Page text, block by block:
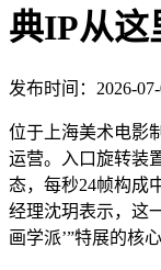
典IP从这
发布时间：2026-
位于上海美术电影
运营。入口旋转装
态，每秒24帧构成
经理沈玥表示，这
画学派’”特展的核